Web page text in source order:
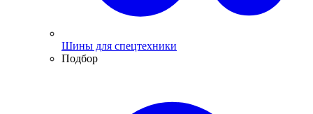
Шины для спецтехники
Подбор